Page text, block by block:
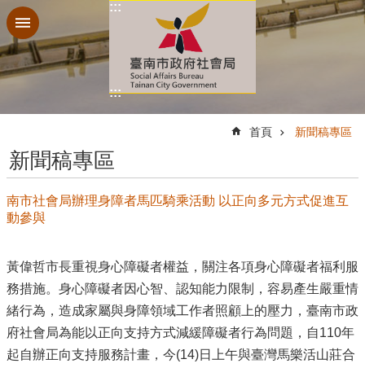
跳到主要內容區塊
:::
:::
首頁 新聞稿專區
新聞稿專區
南市社會局辦理身障者馬匹騎乘活動 以正向多元方式促進互
動參與
黃偉哲市長重視身心障礙者權益，關注各項身心障礙者福利服
務措施。身心障礙者因心智、認知能力限制，容易產生嚴重情
緒行為，造成家屬與身障領域工作者照顧上的壓力，臺南市政
府社會局為能以正向支持方式減緩障礙者行為問題，自110年
起自辦正向支持服務計畫，今(14)日上午與臺灣馬樂活山莊合